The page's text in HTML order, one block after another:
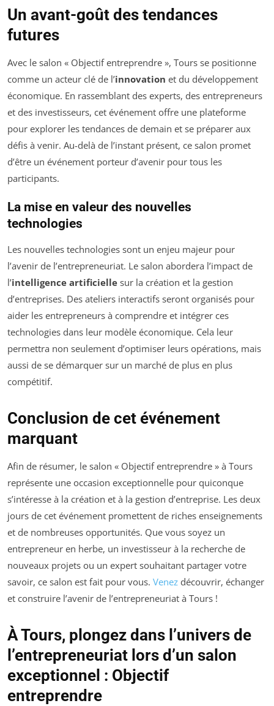
Un avant-goût des tendances
futures
Avec le salon « Objectif entreprendre », Tours se positionne
comme un acteur clé de l’innovation et du développement
économique. En rassemblant des experts, des entrepreneurs
et des investisseurs, cet événement offre une plateforme
pour explorer les tendances de demain et se préparer aux
défis à venir. Au-delà de l’instant présent, ce salon promet
d’être un événement porteur d’avenir pour tous les
participants.
La mise en valeur des nouvelles
technologies
Les nouvelles technologies sont un enjeu majeur pour
l’avenir de l’entrepreneuriat. Le salon abordera l’impact de
l’intelligence artificielle sur la création et la gestion
d’entreprises. Des ateliers interactifs seront organisés pour
aider les entrepreneurs à comprendre et intégrer ces
technologies dans leur modèle économique. Cela leur
permettra non seulement d’optimiser leurs opérations, mais
aussi de se démarquer sur un marché de plus en plus
compétitif.
Conclusion de cet événement
marquant
Afin de résumer, le salon « Objectif entreprendre » à Tours
représente une occasion exceptionnelle pour quiconque
s’intéresse à la création et à la gestion d’entreprise. Les deux
jours de cet événement promettent de riches enseignements
et de nombreuses opportunités. Que vous soyez un
entrepreneur en herbe, un investisseur à la recherche de
nouveaux projets ou un expert souhaitant partager votre
savoir, ce salon est fait pour vous. Venez découvrir, échanger
et construire l’avenir de l’entrepreneuriat à Tours !
À Tours, plongez dans l’univers de
l’entrepreneuriat lors d’un salon
exceptionnel : Objectif
entreprendre